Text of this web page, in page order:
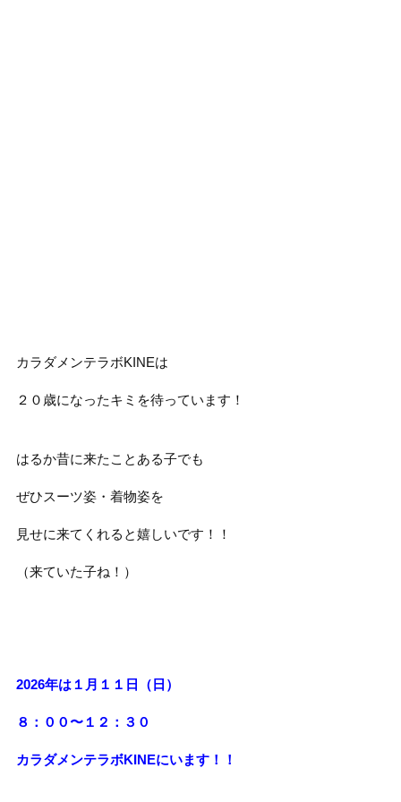
カラダメンテラボKINEは
２０歳になったキミを待っています！
はるか昔に来たことある子でも
ぜひスーツ姿・着物姿を
見せに来てくれると嬉しいです！！
（来ていた子ね！）
2026年は１月１１日（日）
８：００〜１２：３０
カラダメンテラボKINEにいます！！